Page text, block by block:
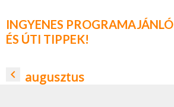
INGYENES PROGRAMAJÁNLÓ
ÉS ÚTI TIPPEK!
navigate_before augusztus